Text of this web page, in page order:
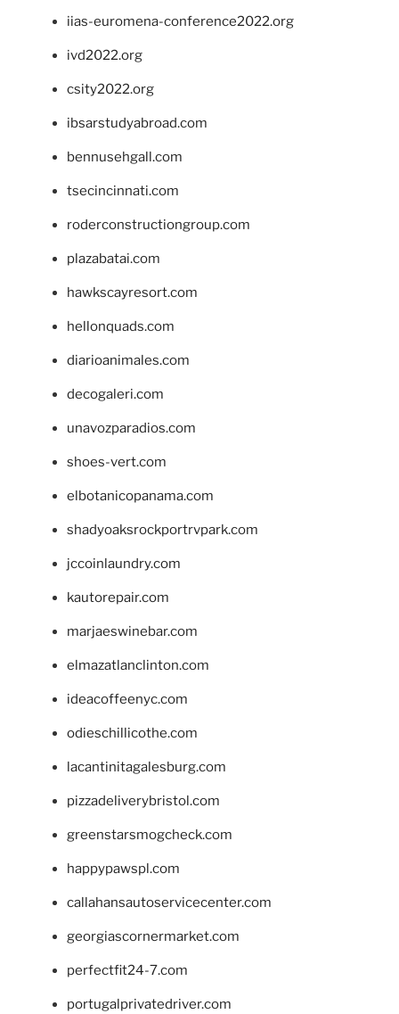
iias-euromena-conference2022.org
ivd2022.org
csity2022.org
ibsarstudyabroad.com
bennusehgall.com
tsecincinnati.com
roderconstructiongroup.com
plazabatai.com
hawkscayresort.com
hellonquads.com
diarioanimales.com
decogaleri.com
unavozparadios.com
shoes-vert.com
elbotanicopanama.com
shadyoaksrockportrvpark.com
jccoinlaundry.com
kautorepair.com
marjaeswinebar.com
elmazatlanclinton.com
ideacoffeenyc.com
odieschillicothe.com
lacantinitagalesburg.com
pizzadeliverybristol.com
greenstarsmogcheck.com
happypawspl.com
callahansautoservicecenter.com
georgiascornermarket.com
perfectfit24-7.com
portugalprivatedriver.com